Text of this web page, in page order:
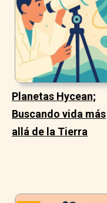
Planetas Hycean;
Buscando vida más
allá de la Tierra